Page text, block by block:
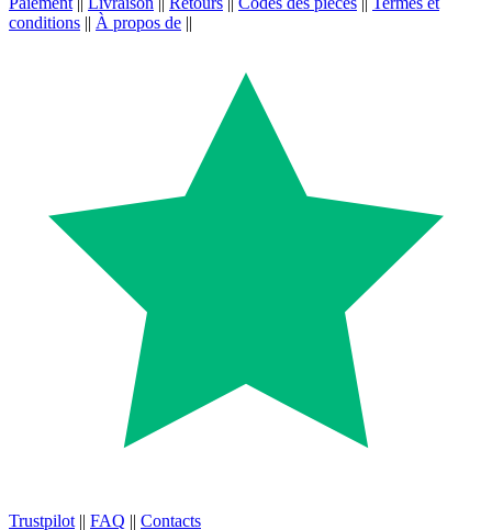
conditions || À propos de ||
Trustpilot || FAQ || Contacts